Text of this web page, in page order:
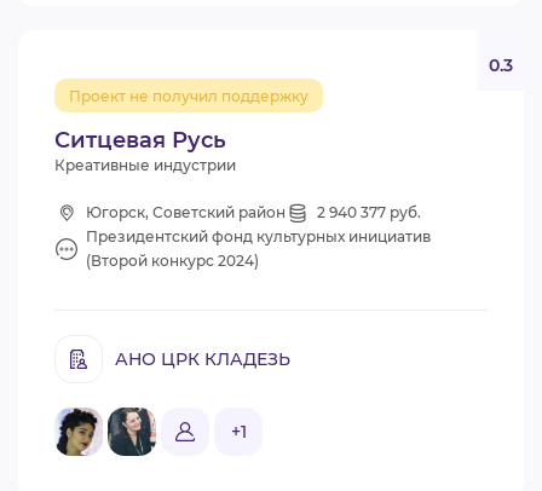
Ситцевая Русь
Проект не получил поддержку
0.3
Креативные индустрии
Югорск, Советский район
2 940 377 руб.
Президентский фонд культурных инициатив
(Второй конкурс 2024)
АНО ЦРК КЛАДЕЗЬ
+1